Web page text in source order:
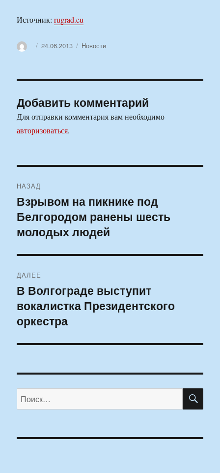
Источник:rugrad.eu
АвторОпубликовано
24.06.2013 Рубрики
Новости
Добавить комментарий
Для отправки комментария вам необходимо
авторизоваться.
по
записям
НАЗАД
Предыдущая
запись:
Взрывом на пикнике под
Белгородом ранены шесть
молодых людей
ДАЛЕЕ
Следующая
запись:
В Волгограде выступит
вокалистка Президентского
оркестра
Искать: